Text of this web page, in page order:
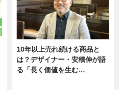
10年以上売れ続ける商品と
は？デザイナー・安積伸が語
る「長く価値を生む…